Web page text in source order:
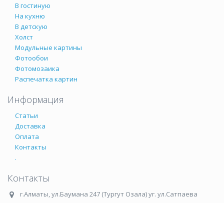
В гостиную
На кухню
В детскую
Холст
Модульные картины
Фотообои
Фотомозаика
Распечатка картин
Информация
Статьи
Доставка
Оплата
Контакты
.
Контакты
г.Алматы,ул.Баумана 247 (Тургут Озала) уг. ул.Сатпаева